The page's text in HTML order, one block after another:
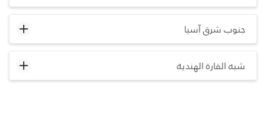
جنوب شرق آسيا
شبه القارة الهندية